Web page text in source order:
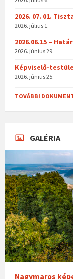
2026. 07. 01.
2026. július 1.
2026.06.15 –
2026. június 29.
Képviselő-
2026. június 25.
TOVÁBBI
GALÉRIA
Nagymaros